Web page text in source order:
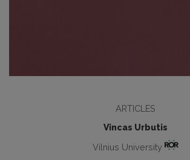
ARTICLES
Vincas Urbutis
Vilnius University